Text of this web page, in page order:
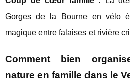
Gorges de la Bourne en vélo
magique entre falaises et rivière
Comment bien
nature en famille dans le